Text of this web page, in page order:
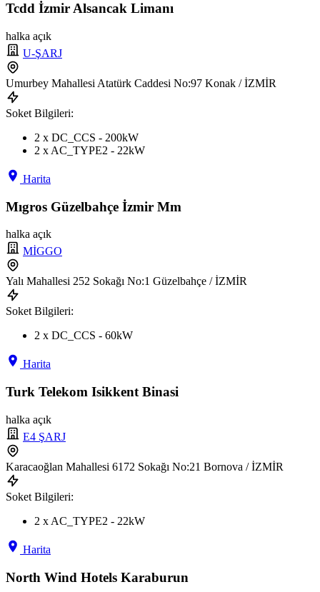
Tcdd İzmir Alsancak Limanı
halka açık
U-ŞARJ
Umurbey Mahallesi Atatürk Caddesi No:97 Konak / İZMİR
Soket Bilgileri:
2 x DC_CCS - 200kW
2 x AC_TYPE2 - 22kW
Harita
Mıgros Güzelbahçe İzmir Mm
halka açık
MİGGO
Yalı Mahallesi 252 Sokağı No:1 Güzelbahçe / İZMİR
Soket Bilgileri:
2 x DC_CCS - 60kW
Harita
Turk Telekom Isikkent Binasi
halka açık
E4 ŞARJ
Karacaoğlan Mahallesi 6172 Sokağı No:21 Bornova / İZMİR
Soket Bilgileri:
2 x AC_TYPE2 - 22kW
Harita
North Wind Hotels Karaburun